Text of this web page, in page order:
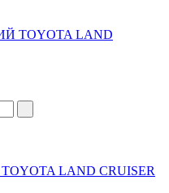
TOYOTA LAND
LAND CRUISER